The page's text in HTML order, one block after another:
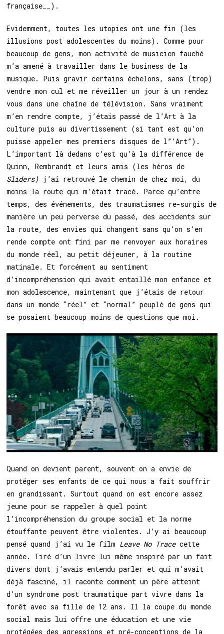
française__).
Evidemment, toutes les utopies ont une fin (les
illusions post adolescentes du moins). Comme pour
beaucoup de gens, mon activité de musicien fauché
m’a amené à travailler dans le business de la
musique. Puis gravir certains échelons, sans (trop)
vendre mon cul et me réveiller un jour à un rendez
vous dans une chaîne de télévision. Sans vraiment
m’en rendre compte, j’étais passé de l’Art à la
culture puis au divertissement (si tant est qu’on
puisse appeler mes premiers disques de l”’Art”).
L’important là dedans c’est qu’à la différence de
Quinn, Rembrandt et leurs amis (les héros de
Sliders) j’ai retrouvé le chemin de chez moi, du
moins la route qui m’était tracé. Parce qu’entre
temps, des événements, des traumatismes re-surgis de
manière un peu perverse du passé, des accidents sur
la route, des envies qui changent sans qu’on s’en
rende compte ont fini par me renvoyer aux horaires
du monde réel, au petit déjeuner, à la routine
matinale. Et forcément au sentiment
d’incompréhension qui avait entaillé mon enfance et
mon adolescence, maintenant que j’étais de retour
dans un monde “réel” et “normal” peuplé de gens qui
se posaient beaucoup moins de questions que moi.
Quand on devient parent, souvent on a envie de
protéger ses enfants de ce qui nous a fait souffrir
en grandissant. Surtout quand on est encore assez
jeune pour se rappeler à quel point
l’incompréhension du groupe social et la norme
étouffante peuvent être violentes. J’y ai beaucoup
pensé quand j’ai vu le film Leave No Tracecette
année. Tiré d’un livre lui même inspiré par un fait
divers dont j’avais entendu parler et qui m’avait
déjà fasciné, il raconte comment un père atteint
d’un syndrome post traumatique part vivre dans la
forêt avec sa fille de 12 ans. Il la coupe du monde
social mais lui offre une éducation et une vie
protégées des agressions et pré-conceptions de la